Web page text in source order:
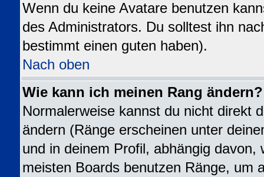
Wenn du keine Avatare benutzen
des Administrators. Du solltest ihn
bestimmt einen guten haben).
Nach oben
Wie kann ich meinen Rang ändern?
Normalerweise kannst du nicht direkt
ändern (Ränge erscheinen unter
und in deinem Profil, abhängig
meisten Boards benutzen Ränge, um